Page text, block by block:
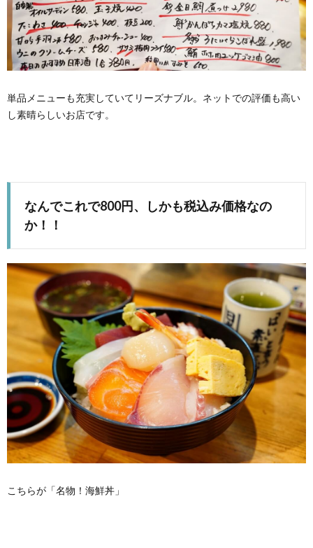
単品メニューも充実していてリーズナブル。ネットでの評価も高い
し素晴らしいお店です。
なんでこれで800円、しかも税込み価格なの
か！！
こちらが「名物！海鮮丼」